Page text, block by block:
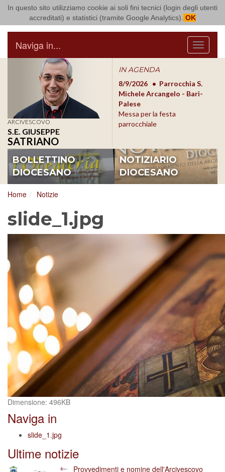
In questo sito utilizziamo cookie ai soli fini tecnici (login degli utenti
accreditati) e statistici (tramite Google Analytics). OK
Arcidiocesi di Bari Bitonto
Menu
Naviga in...
ARCIVESCOVO
S.E. GIUSEPPE
SATRIANO
IN AGENDA
8/17/2026
Conversano
Conferenza Episcopale
Pugliese
8/9/2026
Parrocchia S.
Michele Arcangelo - Bari-
Palese
Messa per la festa
parrocchiale
BOLLETTINO
DIOCESANO
NOTIZIARIO
DIOCESANO
Home Notizie
slide_1.jpg
Clicca
per
vedere
l'immagine
dimensioni
Dimensione: 496KB
Naviga in
slide_1.jpg
Ultime notizie
Provvedimenti e nomine dell'Arcivescovo